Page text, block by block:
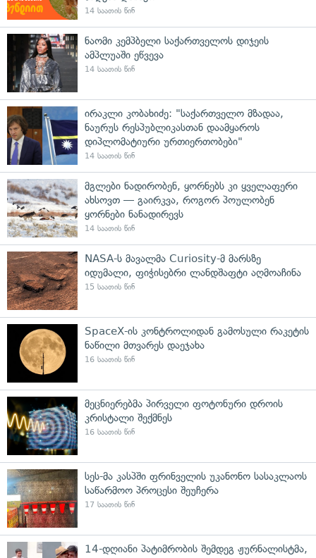
14 საათის წინ
ნაომი კემპბელი საქართველოს დიჯეის
ამპლუაში ეწვევა
14 საათის წინ
ირაკლი კობახიძე: "საქართველო მზადაა,
ნაურუს რესპუბლიკასთან დაამყაროს
დიპლომატიური ურთიერთობები"
14 საათის წინ
მგლები ნადირობენ, ყორნებს კი ყველაფერი
ახსოვთ — გაირკვა, როგორ პოულობენ
ყორნები ნანადირევს
14 საათის წინ
NASA-ს მავალმა Curiosity-მ მარსზე
იდუმალი, ფიჭისებრი ლანდშაფტი აღმოაჩინა
15 საათის წინ
SpaceX-ის კონტროლიდან გამოსული რაკეტის
ნაწილი მთვარეს დაეჯახა
16 საათის წინ
მეცნიერებმა პირველი ფოტონური დროის
კრისტალი შექმნეს
16 საათის წინ
სეს-მა კასპში ფრინველის უკანონო სასაკლაოს
საწარმოო პროცესი შეუჩერა
17 საათის წინ
14-დღიანი პატიმრობის შემდეგ ჟურნალისტმა,